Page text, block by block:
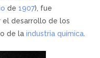
de 1907), fue
el desarrollo de los
de la industria química.